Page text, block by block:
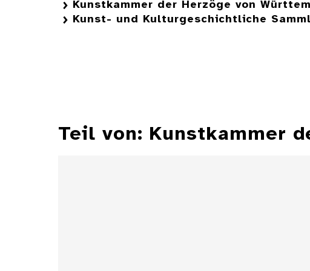
Kunstkammer der Herzöge von
Kunst- und Kulturgeschichtliche
Teil von: Kunstkammer